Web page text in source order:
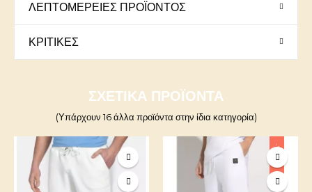
ΛΕΠΤΟΜΈΡΕΙΕΣ ΠΡΟΪΌΝΤΟΣ
ΚΡΙΤΙΚΈΣ
ΣΧΕΤΙΚΆ ΠΡΟΪΌΝΤΑ
(Υπάρχουν 16 άλλα προϊόντα στην ίδια κατηγορία)
-7,00 €